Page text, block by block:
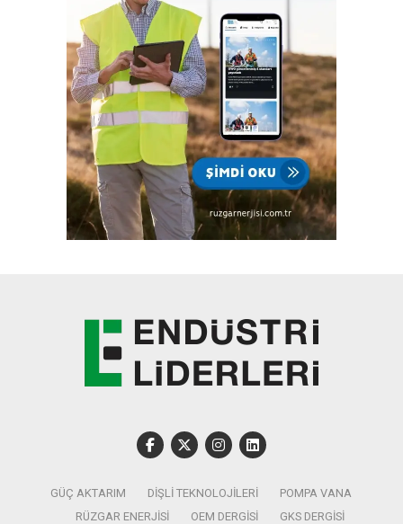
GÜÇ AKTARIM DIŞLI TEKNOLOJILERI
POMPA VANA
RÜZGAR ENERJISI
OEM DERGISI GKS DERGISI